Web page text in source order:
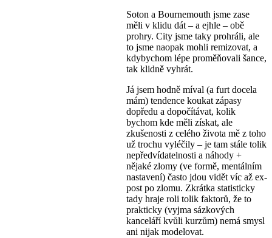
Soton a Bournemouth jsme zase
měli v klidu dát – a ejhle – obě
prohry. City jsme taky prohráli, ale
to jsme naopak mohli remizovat, a
kdybychom lépe proměňovali šance,
tak klidně vyhrát.
Já jsem hodně míval (a furt docela
mám) tendence koukat zápasy
dopředu a dopočítávat, kolik
bychom kde měli získat, ale
zkušenosti z celého života mě z toho
už trochu vyléčily – je tam stále tolik
nepředvídatelnosti a náhody +
nějaké zlomy (ve formě, mentálním
nastavení) často jdou vidět víc až ex-
post po zlomu. Zkrátka statisticky
tady hraje roli tolik faktorů, že to
prakticky (vyjma sázkových
kanceláří kvůli kurzům) nemá smysl
ani nijak modelovat.